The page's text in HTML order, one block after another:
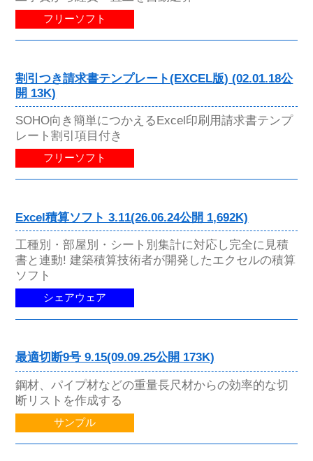
フリーソフト
割引つき請求書テンプレート(EXCEL版) (02.01.18公
開 13K)
SOHO向き簡単につかえるExcel印刷用請求書テンプ
レート割引項目付き
フリーソフト
Excel積算ソフト 3.11(26.06.24公開 1,692K)
工種別・部屋別・シート別集計に対応し完全に見積
書と連動! 建築積算技術者が開発したエクセルの積算
ソフト
シェアウェア
最適切断9号 9.15(09.09.25公開 173K)
鋼材、パイプ材などの重量長尺材からの効率的な切
断リストを作成する
サンプル